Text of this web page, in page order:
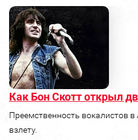
Как Бон Скотт открыл
Преемственность вокалистов
взлету.